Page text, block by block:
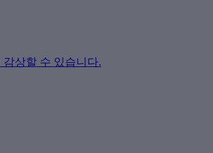
상할 수 있습니다.